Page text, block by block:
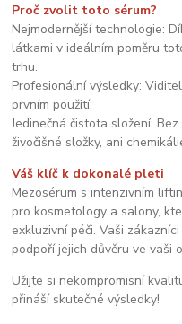
Proč zvolit toto sérum?
Nejmodernější technologie:
látkami v ideálním poměru
trhu.
Profesionální výsledky:
prvním použití.
Jedinečná čistota složení:
živočišné složky, ani
Váš klíč k dokonalé pleti
Mezosérum s intenzivním
pro kosmetology a salony,
exkluzivní péči. Vaši
podpoří jejich důvěru ve vaši
Užijte si nekompromisní
přináší skutečné výsledky!